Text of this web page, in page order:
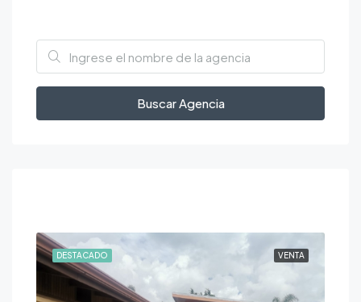
Buscar Agencia
VENTA
DESTACADO